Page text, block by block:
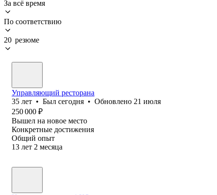
За всё время
По соответствию
20 резюме
Управляющий ресторана
35 лет • Был сегодня • Обновлено 21 июля
250 000 ₽
Вышел на новое место
Конкретные достижения
Общий опыт
13 лет 2 месяца